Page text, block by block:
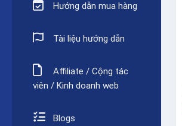
Hướng dẫn mua hàng
Tài liệu hướng dẫn
Affiliate / Cộng tác
viên / Kinh doanh web
Blogs